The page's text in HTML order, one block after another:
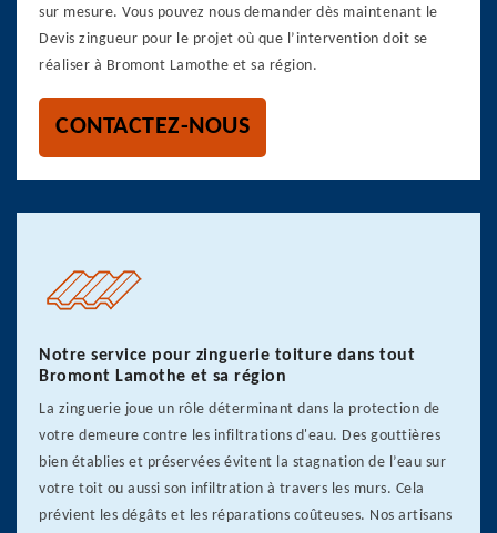
sur mesure. Vous pouvez nous demander dès maintenant le
Devis zingueur pour le projet où que l’intervention doit se
réaliser à Bromont Lamothe et sa région.
CONTACTEZ-NOUS
Notre service pour zinguerie toiture dans tout
Bromont Lamothe et sa région
La zinguerie joue un rôle déterminant dans la protection de
votre demeure contre les infiltrations d'eau. Des gouttières
bien établies et préservées évitent la stagnation de l’eau sur
votre toit ou aussi son infiltration à travers les murs. Cela
prévient les dégâts et les réparations coûteuses. Nos artisans